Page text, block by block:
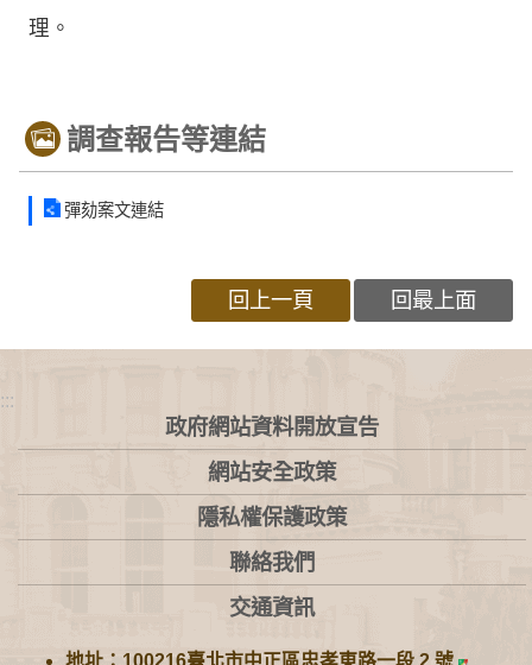
理。
調查報告等連結
彈劾案文連結
回上一頁 回最上面
:::
政府網站資料開放宣告
網站安全政策
隱私權保護政策
聯絡我們
交通資訊
地址：100216臺北市中正區忠孝東路一段 2 號